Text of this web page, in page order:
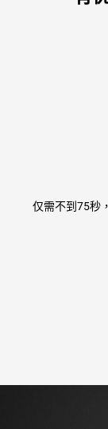
仅需不到75秒